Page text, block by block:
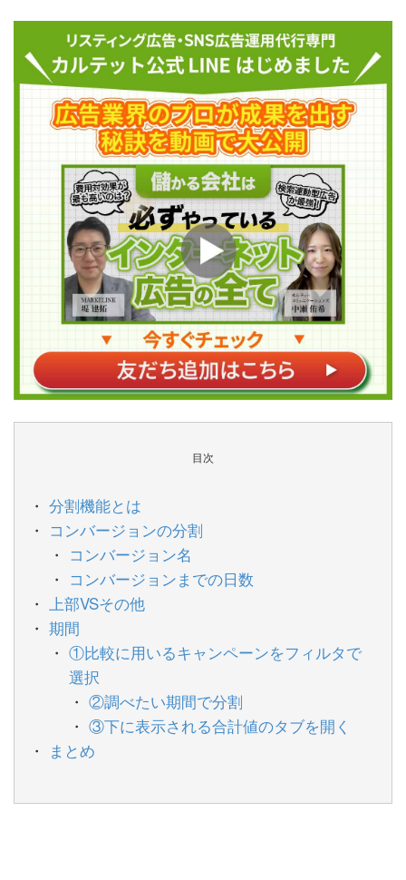
目次
分割機能とは
コンバージョンの分割
コンバージョン名
コンバージョンまでの日数
上部VSその他
期間
①比較に用いるキャンペーンをフィルタで
選択
②調べたい期間で分割
③下に表示される合計値のタブを開く
まとめ